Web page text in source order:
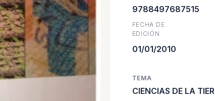
era:
9788497687515
FECHA DE
EDICIÓN
01/01/2010
TEMA
CIENCIAS DE LA